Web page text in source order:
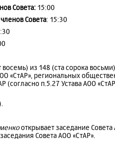
Совета: 15:00
Совета: 15:30
из 148 (ста сорока
«СтАР», региональных
п.5.27 Устава АОО
открывает заседание
Совета АОО «СтАР».